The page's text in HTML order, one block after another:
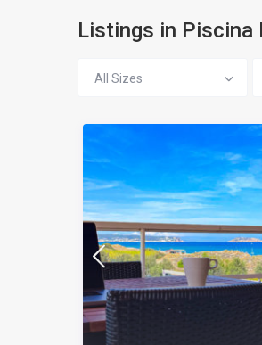
Listings in Piscina
All Sizes